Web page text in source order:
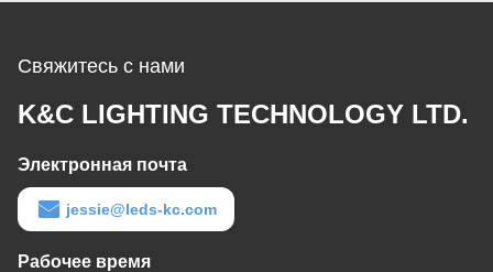
Свяжитесь с нами
K&C LIGHTING TECHNOLOGY LTD.
Электронная почта
jessie@leds-kc.com
Рабочее время